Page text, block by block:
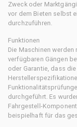
Zweck oder
vor dem Bieten selbst
durchzuführen.
Funktionen
Die Maschinen
verfügbaren Gängen
oder Garantie, dass
durchgeführt. Es
Fahrgestell-
beispielhaft für das